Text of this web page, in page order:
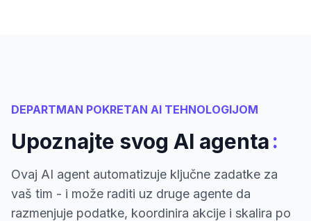
DEPARTMAN POKRETAN AI TEHNOLOGIJOM
Upoznajte svog AI agenta:
Ovaj AI agent automatizuje ključne zadatke za
vaš tim - i može raditi uz druge agente da
razmenjuje podatke, koordinira akcije i skalira po